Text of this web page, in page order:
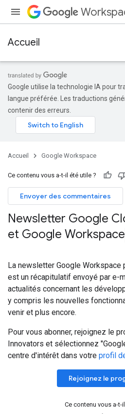
Accueil
Google utilise la technologie IA pour
langue préférée. Les traductions
contenir des erreurs.
Accueil Google Workspace
Ce contenu vous a-t-il été utile ?
Envoyer des commentaires
Newsletter Google
et Google Workspace
La newsletter Google Workspace
est un récapitulatif envoyé par e-
actualités concernant les
y compris les nouvelles
venir et plus encore.
Pour vous abonner, rejoignez le
Innovators et sélectionnez
centre d'intérêt dans votre profil
Rejoignez le
Ce contenu vous a-t-